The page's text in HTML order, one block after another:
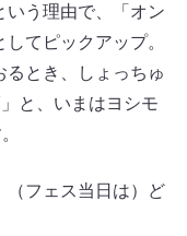
いう理由で、「オン
てピックアップ。
るとき、しょっちゅ
と、いまはヨシモ
（フェス当日は）ど